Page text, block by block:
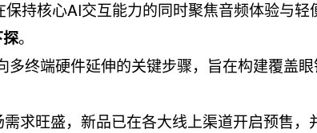
保持核心AI交互能力的同时聚焦音频体验与轻
。
多终端硬件延伸的关键步骤，旨在构建覆盖
求旺盛，新品已在各大线上渠道开启预售，